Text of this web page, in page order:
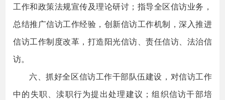
工作和政策法规宣传及理论研讨；指导全区信访业务，
总结推广信访工作经验，创新信访工作机制，深入推进
信访工作制度改革，打造阳光信访、责任信访、法治信
访。
六、抓好全区信访工作干部队伍建设，对信访工作
中的失职、渎职行为提出处理建议；组织信访干部培